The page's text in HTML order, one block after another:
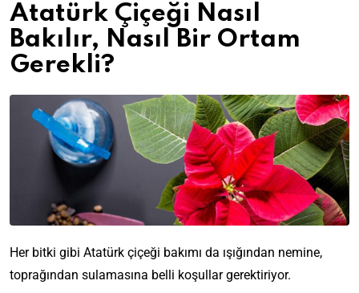
Atatürk Çiçeği Nasıl
Bakılır, Nasıl Bir Ortam
Gerekli?
Her bitki gibi Atatürk çiçeği bakımı da ışığından nemine,
toprağından sulamasına belli koşullar gerektiriyor.